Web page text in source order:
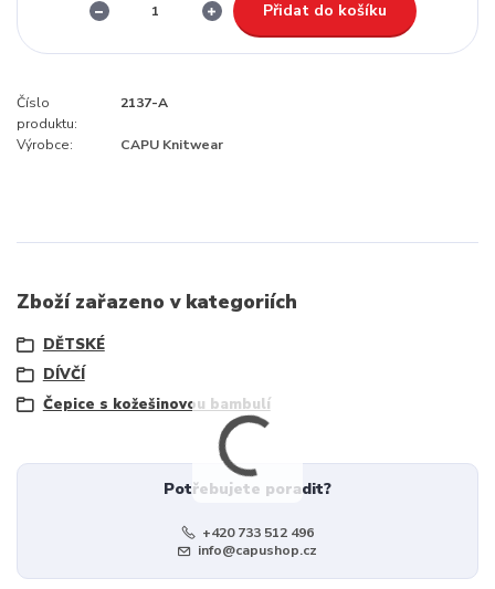
Přidat do košíku
Číslo
produktu:
2137-A
Výrobce: CAPU Knitwear
Zboží zařazeno v kategoriích
DĚTSKÉ
DÍVČÍ
Čepice s kožešinovou bambulí
Potřebujete poradit?
+420 733 512 496
info@capushop.cz